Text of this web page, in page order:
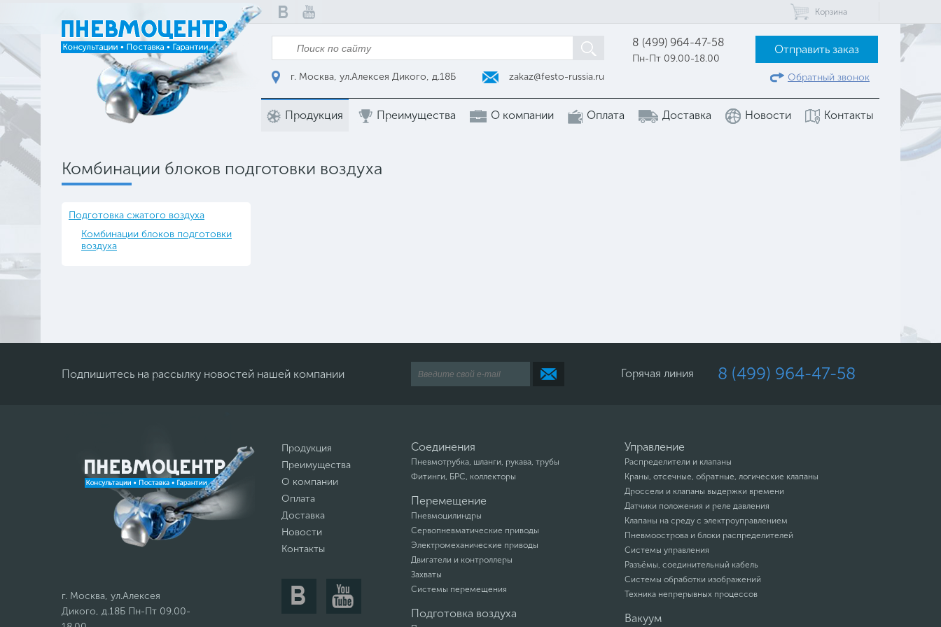
Корзина
г. Москва, ул.Алексея Дикого, д.18Б zakaz@festo-russia.ru
8 (499) 964-47-58
Пн-Пт 09.00-18.00
Отправить заказ
Обратный звонок
Продукция Преимущества О компании Оплата Доставка Новости Контакты
Комбинации блоков подготовки воздуха
Подготовка сжатого воздуха
Комбинации блоков подготовки
воздуха
Подпишитесь на рассылку новостей нашей компании Горячая линия 8 (499) 964-47-58
г. Москва, ул.Алексея
Дикого, д.18Б Пн-Пт 09.00-
Продукция
Преимущества
О компании
Оплата
Доставка
Новости
Контакты
Соединения
Пневмотрубка, шланги, рукава, трубы
Фитинги, БРС, коллекторы
Перемещение
Пневмоцилиндры
Сервопневматические приводы
Электромеханические приводы
Двигатели и контроллеры
Захваты
Системы перемещения
Подготовка воздуха
Управление
Распределители и клапаны
Краны, отсечные, обратные, логические клапаны
Дроссели и клапаны выдержки времени
Датчики положения и реле давления
Клапаны на среду с электроуправлением
Пневмоострова и блоки распределителей
Системы управления
Разъёмы, соединительный кабель
Системы обработки изображений
Техника непрерывных процессов
Вакуум